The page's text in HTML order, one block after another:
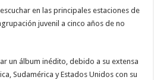
en las principales estaciones de
juvenil a cinco años de no
un álbum inédito, debido a su extensa
Sudamérica y Estados Unidos con su